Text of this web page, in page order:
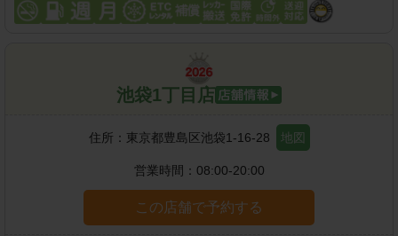
池袋1丁目店
住所： 東京都豊島区池袋1-16-28 地図
営業時間： 08:00-20:00
この店舗で予約する